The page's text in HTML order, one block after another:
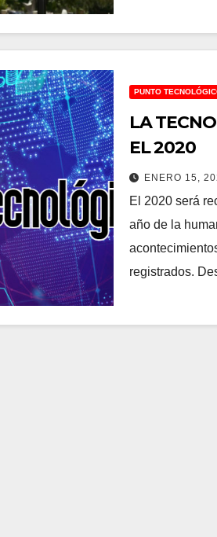
PUNTO
LA
EL 2020
ENERO 15,
El 2020 será
año de la
registrados.